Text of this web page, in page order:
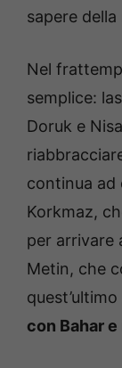
sapere
Nel
semplice:
Doruk e
continua ad
Korkmaz,
per arrivare
Metin, che
con Bahar